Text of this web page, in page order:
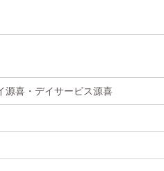
源喜・デイサービス源喜